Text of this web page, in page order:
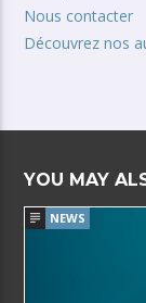
Nous contacter
Découvrez nos
YOU MAY
NEWS